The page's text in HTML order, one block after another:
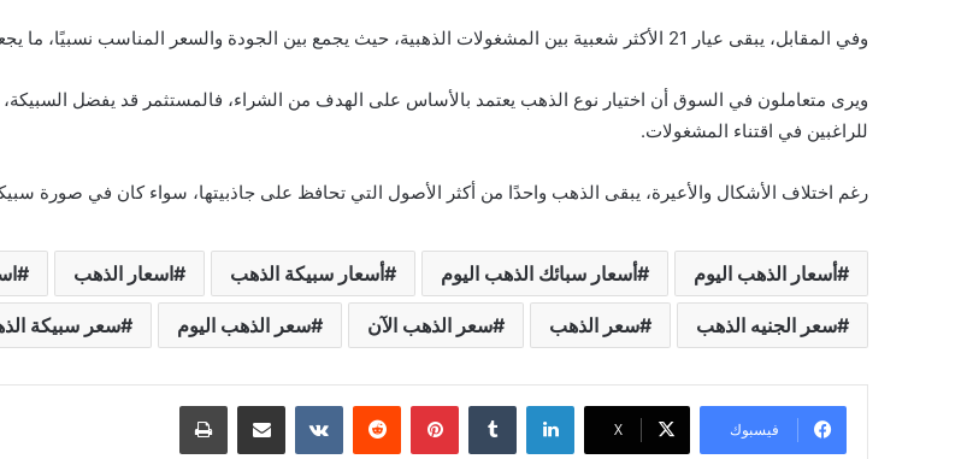
وفي المقابل، يبقى عيار 21 الأكثر شعبية بين المشغولات الذهبية، حيث يجمع بين الجودة والسعر المناسب نسبيًا، ما يجعله الخيار المفضل في المناسبات الاجتماعية وحفلات الزواج.
للراغبين في اقتناء المشغولات.
رغم اختلاف الأشكال والأعيرة، يبقى الذهب واحدًا من أكثر الأصول التي تحافظ على جاذبيتها، سواء كان في صورة
أسعار الذهب اليوم أسعار سبائك الذهب اليوم أسعار سبيكة الذهب اسعار الذهب
سعر الجنيه الذهب سعر الذهب سعر الذهب الآن سعر الذهب اليوم سعر سبيكة
فيسبوك ‫X
لينكدإن بينتيريست مشاركة عبر البريد طباعة